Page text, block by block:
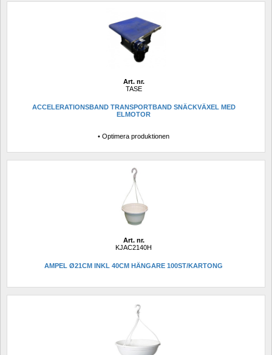
Art. nr.
TASE
ACCELERATIONSBAND TRANSPORTBAND SNÄCKVÄXEL MED
ELMOTOR
• Optimera produktionen
Art. nr.
KJAC2140H
AMPEL Ø21CM INKL 40CM HÄNGARE 100ST/KARTONG